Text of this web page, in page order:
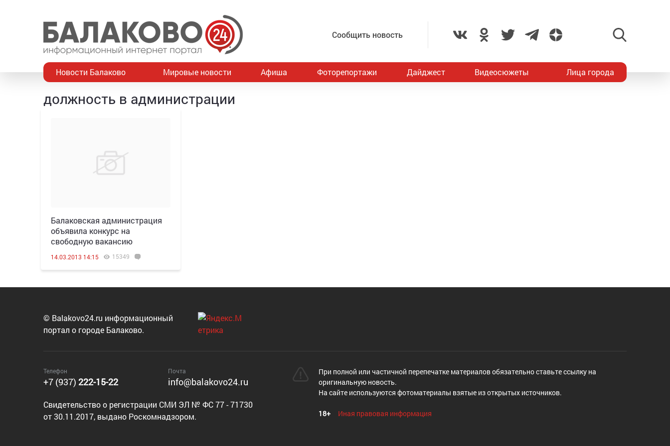
Сообщить новость
Новости Балаково Мировые новости Афиша Фоторепортажи Дайджест Видеосюжеты Лица города
должность в администрации
Балаковская администрация
объявила конкурс на
свободную вакансию
14.03.2013 14:15 15349
© Balakovo24.ru информационный
портал о городе Балаково.
Телефон
+7 (937) 222-15-22
Почта
info@balakovo24.ru
Cвидетельство о регистрации СМИ ЭЛ № ФС 77 - 71730
от 30.11.2017, выдано Роскомнадзором.
При полной или частичной перепечатке материалов обязательно ставьте ссылку на
оригинальную новость.
На сайте используются фотоматериалы взятые из открытых источников.
18+ Иная правовая информация